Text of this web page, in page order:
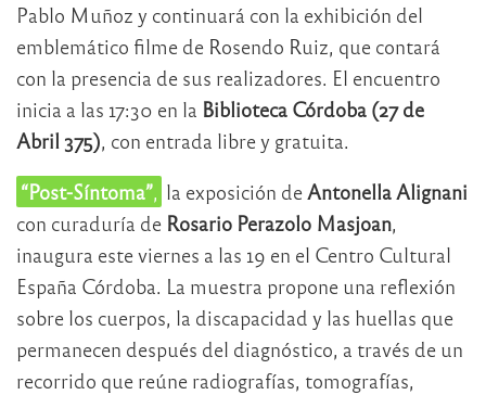
Pablo Muñoz y continuará con la exhibición del
emblemático filme de Rosendo Ruiz, que contará
con la presencia de sus realizadores. El encuentro
inicia a las 17:30 en la Biblioteca Córdoba (27 de
Abril 375), con entrada libre y gratuita.
“Post-Síntoma”, la exposición de Antonella Alignani
con curaduría de Rosario Perazolo Masjoan,
inaugura este viernes a las 19 en el Centro Cultural
España Córdoba. La muestra propone una reflexión
sobre los cuerpos, la discapacidad y las huellas que
permanecen después del diagnóstico, a través de un
recorrido que reúne radiografías, tomografías,